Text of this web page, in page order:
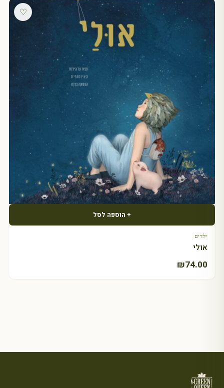
♡
+ הוספה לסל
ילדים
אולי
₪74.00